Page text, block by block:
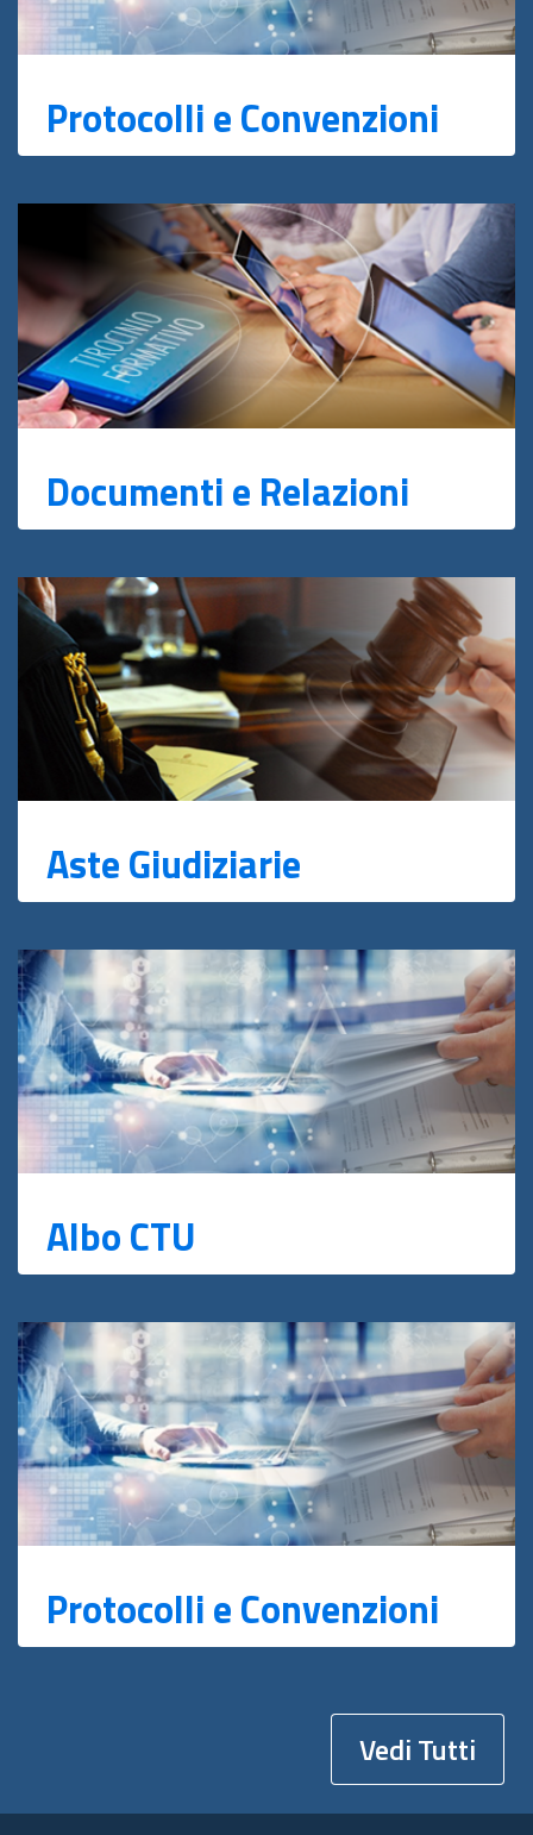
Protocolli e Convenzioni
Documenti e Relazioni
Aste Giudiziarie
Albo CTU
Protocolli e Convenzioni
Vedi Tutti